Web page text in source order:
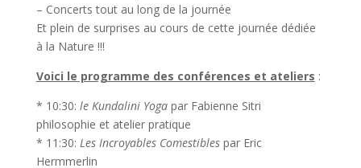
– Concerts tout au long de la journée
Et plein de surprises au cours de cette journée dédiée
à la Nature !!!
Voici le programme des conférences et ateliers :
* 10:30: le Kundalini Yogapar Fabienne Sitri
philosophie et atelier pratique
* 11:30: Les Incroyables Comestiblespar Eric
Hermmerlin